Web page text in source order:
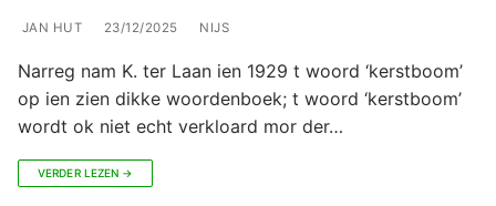
JAN HUT 23/12/2025 NIJS
Narreg nam K. ter Laan ien 1929 t woord ‘kerstboom’
op ien zien dikke woordenboek; t woord ‘kerstboom’
wordt ok niet echt verkloard mor der…
VERDER LEZEN →